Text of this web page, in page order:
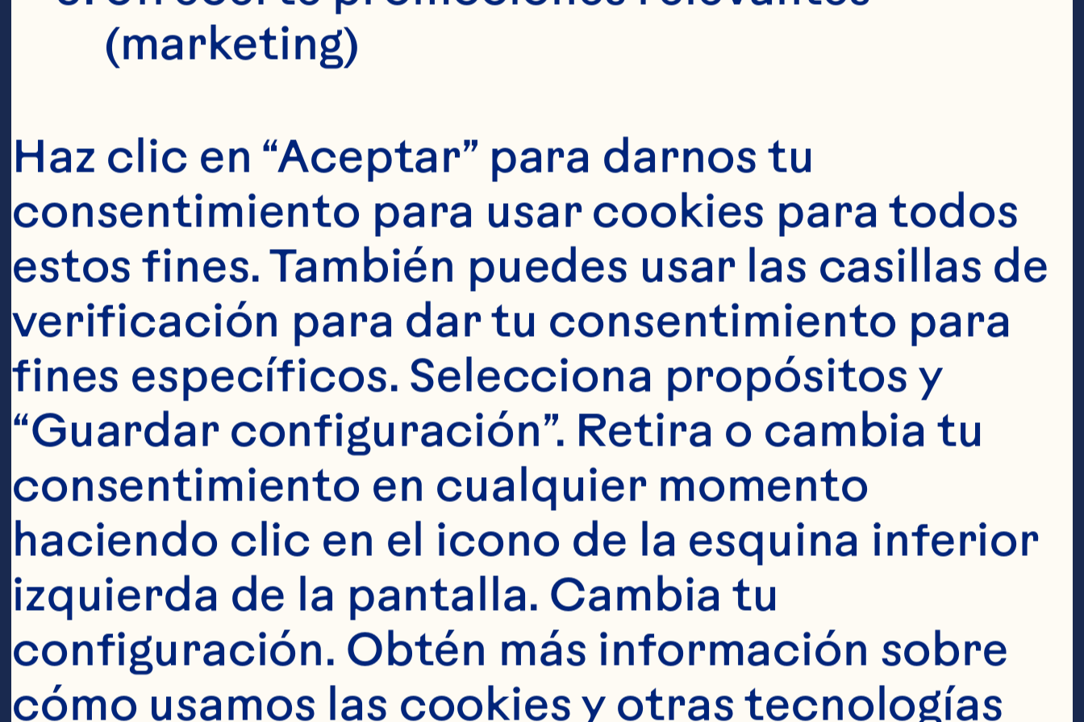
de Información y
A lo largo de sus 30 años de
carrera, Neil Hampshire siempre se
ha centrado en la idea de la
transformación: cómo las
capacidades digitales adecuadas y
los procesos basados en datos
pueden reformar la preparación de
una empresa para hacer más que
solo competir: prosperar.
(marketing)
Haz clic en “Aceptar” para darnos tu
consentimiento para usar cookies para todos
estos fines. También puedes usar las casillas de
verificación para dar tu consentimiento para
fines específicos. Selecciona propósitos y
“Guardar configuración”. Retira o cambia tu
consentimiento en cualquier momento
haciendo clic en el icono de la esquina inferior
izquierda de la pantalla. Cambia tu
configuración. Obtén más información sobre
cómo usamos las cookies y otras tecnologías